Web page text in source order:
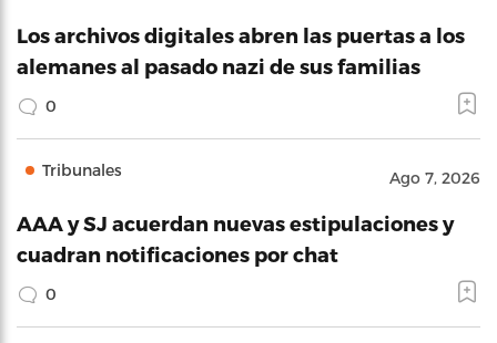
Los archivos digitales abren las puertas a los
alemanes al pasado nazi de sus familias
0
Tribunales Ago 7, 2026
AAA y SJ acuerdan nuevas estipulaciones y
cuadran notificaciones por chat
0